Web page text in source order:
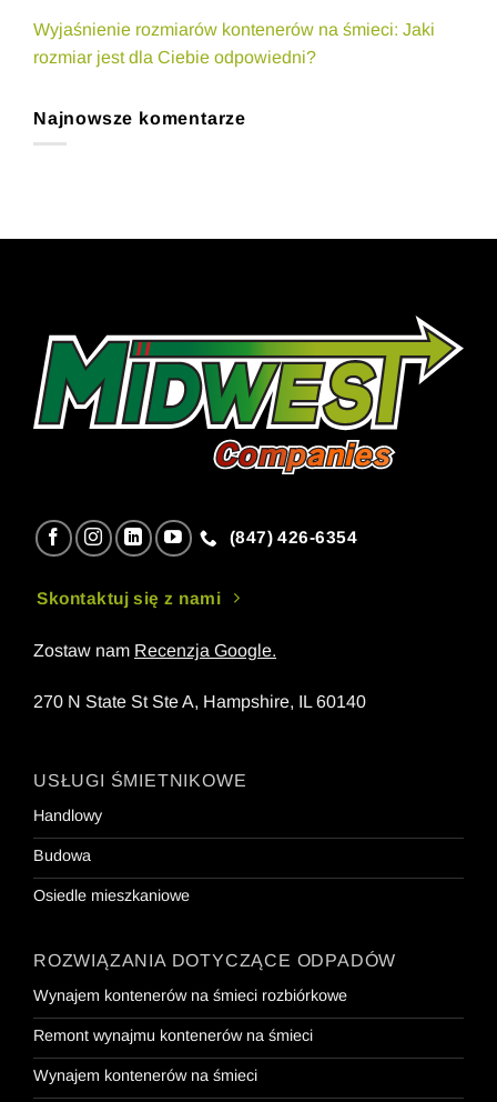
Wyjaśnienie rozmiarów kontenerów na śmieci: Jaki
rozmiar jest dla Ciebie odpowiedni?
Najnowsze komentarze
(847) 426-6354
Skontaktuj się z nami
Zostaw nam Recenzja Google.
270 N State St Ste A, Hampshire, IL 60140
USŁUGI ŚMIETNIKOWE
Handlowy
Budowa
Osiedle mieszkaniowe
ROZWIĄZANIA DOTYCZĄCE ODPADÓW
Wynajem kontenerów na śmieci rozbiórkowe
Remont wynajmu kontenerów na śmieci
Wynajem kontenerów na śmieci